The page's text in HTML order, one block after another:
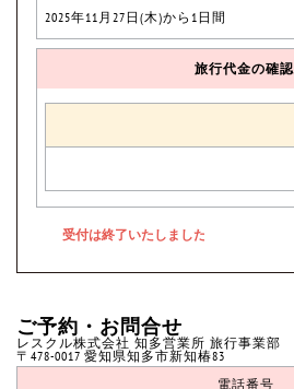
2025年11月27日(木)から1日間
旅行代金の確認
ご予約・お問合せ
レスクル株式会社 知多営業所 旅行事業部
〒478-0017 愛知県知多市新知椿83
電話番号